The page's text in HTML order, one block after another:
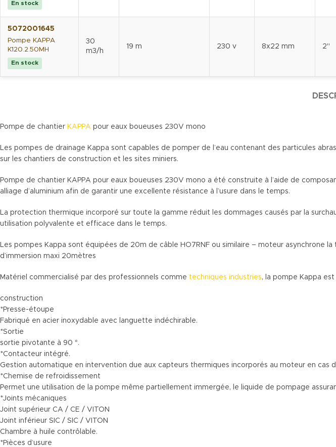
En stock
5072001645
Pompe KAPPA
K120.2.50MH
En stock
30
m3/h
19 m 230 v 8x22 mm 2"
Pompe de chantier KAPPA pour eaux boueuses 230V mono
Les pompes de drainage Kappa sont capables de pomper de l’eau contenant des particules
sur les chantiers de construction et les sites miniers.
Pompe de chantier KAPPA pour eaux boueuses 230V mono a été construite à l’aide de
alliage d’aluminium afin de garantir une excellente résistance à l’usure dans le temps.
La protection thermique incorporé sur toute la gamme réduit les dommages causés par la
utilisation polyvalente et efficace dans le temps.
Les pompes Kappa sont équipées de 20m de câble HO7RNF ou similaire – moteur
d’immersion maxi 20mètres
Matériel commercialisé par des professionnels comme techniques industries, la pompe Kappa
construction
*Presse-étoupe
Fabriqué en acier inoxydable avec languette indéchirable.
*Sortie
sortie pivotante à 90 °.
*Contacteur intégré.
Gestion automatique en intervention due aux capteurs thermiques incorporés au moteur en
*Chemise de refroidissement
Permet une utilisation de la pompe même partiellement immergée, le liquide de pompage
*Joints mécaniques
Joint supérieur CA / CE / VITON
Joint inférieur SIC / SIC / VITON
Chambre à huile contrôlable.
*Pièces d’usure